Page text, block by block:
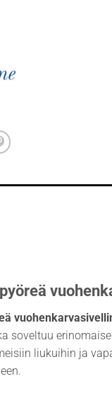
soveltuu
liukuihin ja